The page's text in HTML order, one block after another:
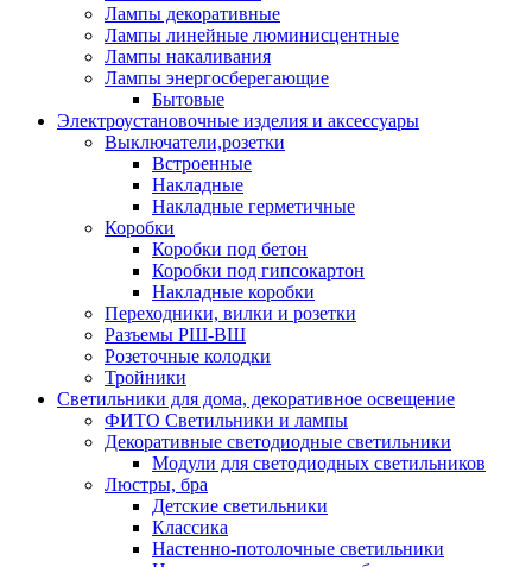
Лампы декоративные
Лампы линейные люминисцентные
Лампы накаливания
Лампы энергосберегающие
Бытовые
Электроустановочные изделия и аксессуары
Выключатели,розетки
Встроенные
Накладные
Накладные герметичные
Коробки
Коробки под бетон
Коробки под гипсокартон
Накладные коробки
Переходники, вилки и розетки
Разъемы РШ-ВШ
Розеточные колодки
Тройники
Светильники для дома, декоративное освещение
ФИТО Светильники и лампы
Декоративные светодиодные светильники
Модули для светодиодных светильников
Люстры, бра
Детские светильники
Классика
Настенно-потолочные светильники